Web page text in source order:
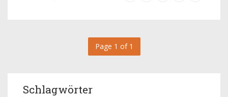
Page 1 of 1
Schlagwörter